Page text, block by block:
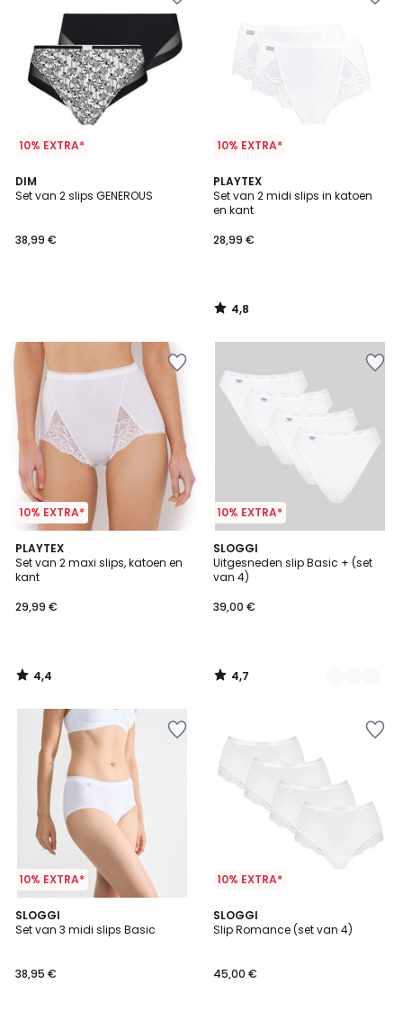
10% EXTRA*
DIM
Set van 2 slips GENEROUS
38,99 €
10% EXTRA*
PLAYTEX
Set van 2 midi slips in katoen
en kant
28,99 €
4,8
/ 5
4,8
/
10% EXTRA*
PLAYTEX
Set van 2 maxi slips, katoen en
kant
29,99 €
4,4
/ 5
4,4
/
10% EXTRA*
SLOGGI
Uitgesneden slip Basic + (set
van 4)
39,00 €
4,7
/ 5
2
Kleuren
4,7
/
10% EXTRA*
SLOGGI
Set van 3 midi slips Basic
38,95 €
4,8
/ 5
4
Kleuren
10% EXTRA*
SLOGGI
Slip Romance (set van 4)
45,00 €
4,6
/ 5
2
Kleuren